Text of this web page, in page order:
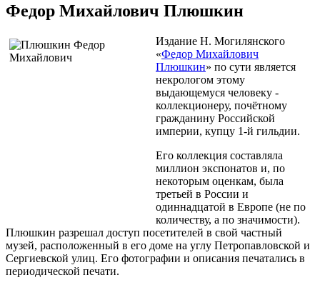
Федор Михайлович Плюшкин
Издание Н. Могилянского
«Федор Михайлович
Плюшкин» по сути является
некрологом этому
выдающемуся человеку -
коллекционеру, почётному
гражданину Российской
империи, купцу 1-й гильдии.
Его коллекция составляла
миллион экспонатов и, по
некоторым оценкам, была
третьей в России и
одиннадцатой в Европе (не по
количеству, а по значимости).
Плюшкин разрешал доступ посетителей в свой частный
музей, расположенный в его доме на углу Петропавловской и
Сергиевской улиц. Его фотографии и описания печатались в
периодической печати.